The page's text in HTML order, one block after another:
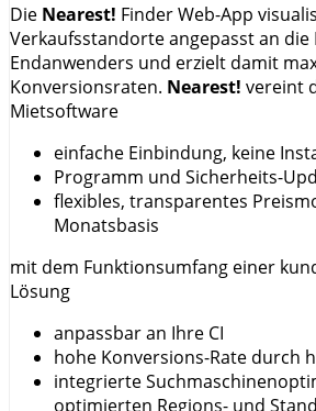
Die Nearest! Finder Web-App
Verkaufsstandorte angepasst an die
Endanwenders und erzielt damit
Konversionsraten. Nearest! vereint
Mietsoftware
einfache Einbindung, keine
Programm und Sicherheits-
flexibles, transparentes
Monatsbasis
mit dem Funktionsumfang einer
Lösung
anpassbar an Ihre CI
hohe Konversions-Rate durch
integrierte
optimierten Regions- und